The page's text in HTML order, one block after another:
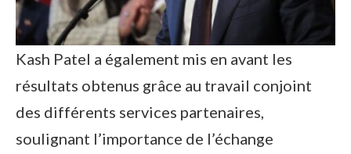
Kash Patel a également mis en avant les
résultats obtenus grâce au travail conjoint
des différents services partenaires,
soulignant l’importance de l’échange